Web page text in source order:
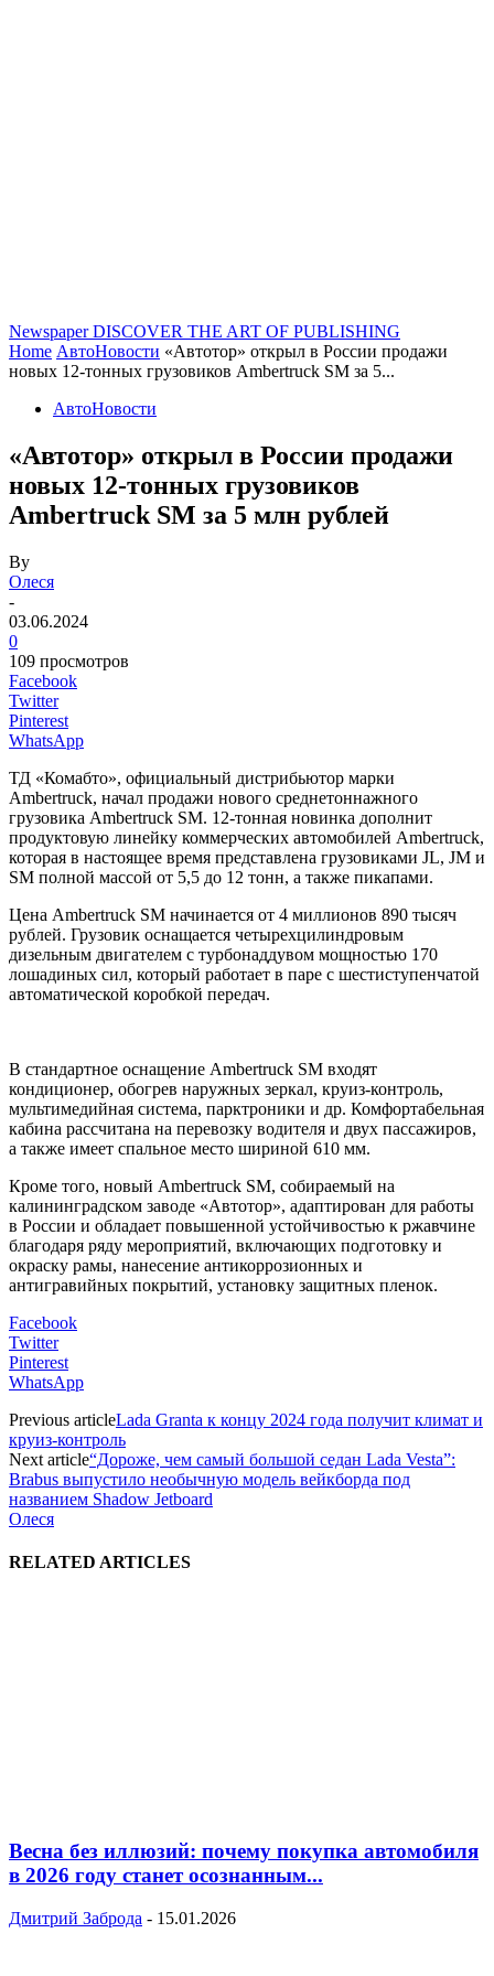
Newspaper DISCOVER THE ART OF PUBLISHING
Home АвтоНовости «Автотор» открыл в России продажи
новых 12-тонных грузовиков Ambertruck SM за 5...
АвтоНовости
«Автотор» открыл в России продажи
новых 12-тонных грузовиков
Ambertruck SM за 5 млн рублей
By
Олеся
-
03.06.2024
0
109 просмотров
Facebook
Twitter
Pinterest
WhatsApp
ТД «Комабто», официальный дистрибьютор марки
Ambertruck, начал продажи нового среднетоннажного
грузовика Ambertruck SM. 12-тонная новинка дополнит
продуктовую линейку коммерческих автомобилей Ambertruck,
которая в настоящее время представлена грузовиками JL, JM и
SM полной массой от 5,5 до 12 тонн, а также пикапами.
Цена Ambertruck SM начинается от 4 миллионов 890 тысяч
рублей. Грузовик оснащается четырехцилиндровым
дизельным двигателем с турбонаддувом мощностью 170
лошадиных сил, который работает в паре с шестиступенчатой
автоматической коробкой передач.
В стандартное оснащение Ambertruck SM входят
кондиционер, обогрев наружных зеркал, круиз-контроль,
мультимедийная система, парктроники и др. Комфортабельная
кабина рассчитана на перевозку водителя и двух пассажиров,
а также имеет спальное место шириной 610 мм.
Кроме того, новый Ambertruck SM, собираемый на
калининградском заводе «Автотор», адаптирован для работы
в России и обладает повышенной устойчивостью к ржавчине
благодаря ряду мероприятий, включающих подготовку и
окраску рамы, нанесение антикоррозионных и
антигравийных покрытий, установку защитных пленок.
Facebook
Twitter
Pinterest
WhatsApp
Previous articleLada Granta к концу 2024 года получит климат и
круиз-контроль
Next article“Дороже, чем самый большой седан Lada Vesta”:
Brabus выпустило необычную модель вейкборда под
названием Shadow Jetboard
Олеся
RELATED ARTICLES
Весна без иллюзий: почему покупка автомобиля
в 2026 году станет осознанным...
Дмитрий Заброда - 15.01.2026